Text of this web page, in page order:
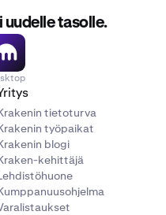
tasolle.
tietoturva
työpaikat
blogi
kehittäjä